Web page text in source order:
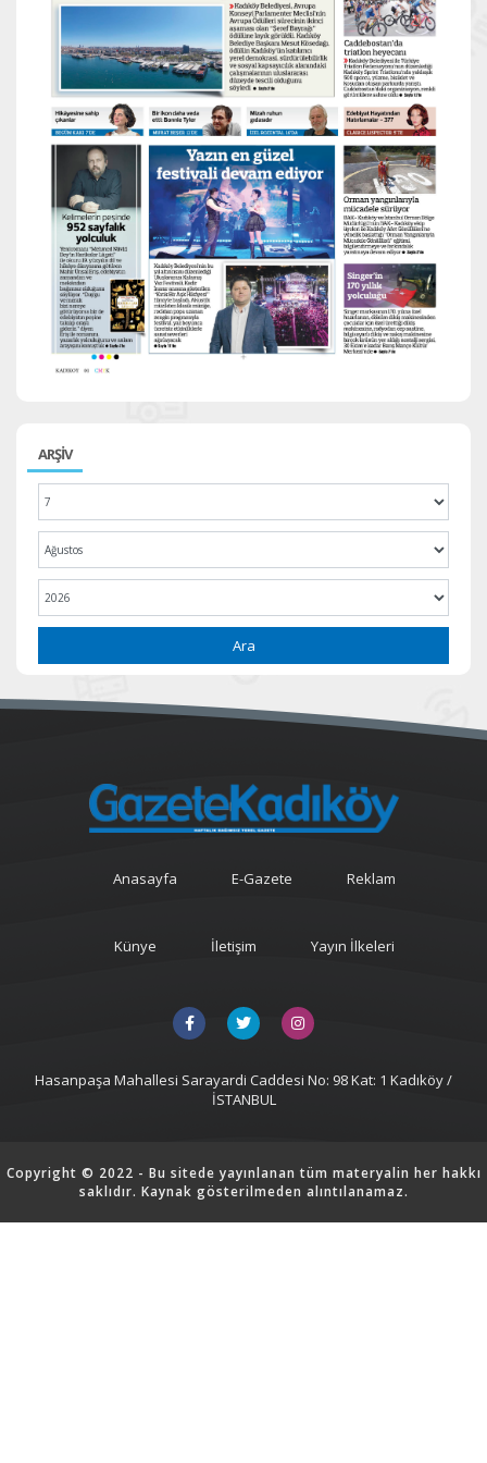
ARŞİV
Ara
Anasayfa E-Gazete Reklam
Künye İletişim Yayın İlkeleri
Hasanpaşa Mahallesi Sarayardi Caddesi No: 98 Kat: 1 Kadıköy /
İSTANBUL
Copyright © 2022 - Bu sitede yayınlanan tüm materyalin her hakkı
saklıdır. Kaynak gösterilmeden alıntılanamaz.